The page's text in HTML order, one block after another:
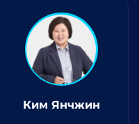
Ким Янчжин